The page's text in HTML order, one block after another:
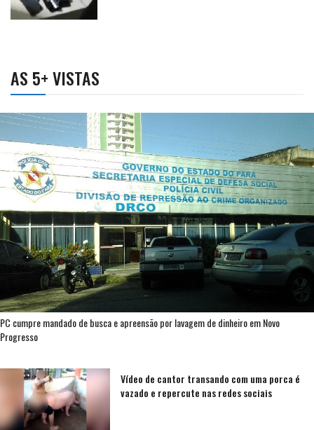
AS 5+ VISTAS
PC cumpre mandado de busca e apreensão por lavagem de dinheiro em Novo
Progresso
Vídeo de cantor transando com uma porca é
vazado e repercute nas redes sociais